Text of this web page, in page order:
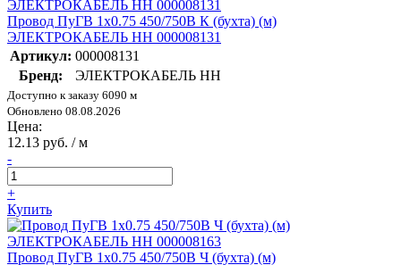
Провод ПуГВ 1х0.75 450/750В К (бухта) (м)
ЭЛЕКТРОКАБЕЛЬ НН 000008131
Артикул: 000008131
Бренд:
ЭЛЕКТРОКАБЕЛЬ НН
Доступно к заказу 6090 м
Обновлено 08.08.2026
Цена:
12.13 руб. / м
-
+
Купить
Провод ПуГВ 1х0.75 450/750В Ч (бухта) (м)